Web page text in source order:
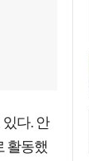
다. 안
활동했